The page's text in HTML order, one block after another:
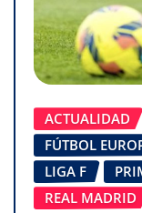
ACTUALIDAD
FÚTBOL
LIGA F
REAL MADRID